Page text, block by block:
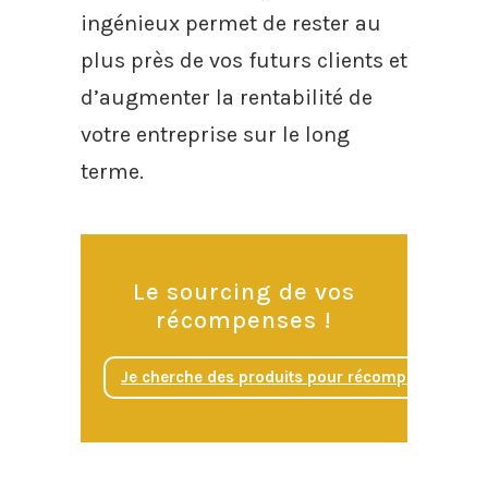
ingénieux permet de rester au
plus près de vos futurs clients et
d’augmenter la rentabilité de
votre entreprise sur le long
terme.
Le sourcing de vos
récompenses !
Je cherche des produits pour récompenser